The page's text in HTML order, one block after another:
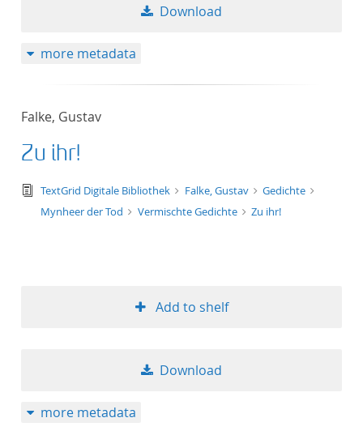
Download
more metadata
Falke, Gustav
Zu ihr!
text/tg.edition+tg.aggregation+xml
TextGrid Digitale Bibliothek Falke, Gustav
Gedichte
Mynheer der Tod
Vermischte Gedichte Zu ihr!
Add to shelf
Download
more metadata